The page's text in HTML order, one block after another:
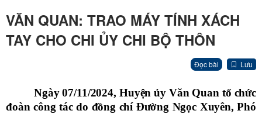
VĂN QUAN: TRAO MÁY TÍNH XÁCH
TAY CHO CHI ỦY CHI BỘ THÔN
Đọc bài Lưu
Ngày 07/11/2024, Huyện ủy Văn Quan tổ chức
đoàn công tác do đồng chí Đường Ngọc Xuyên, Phó